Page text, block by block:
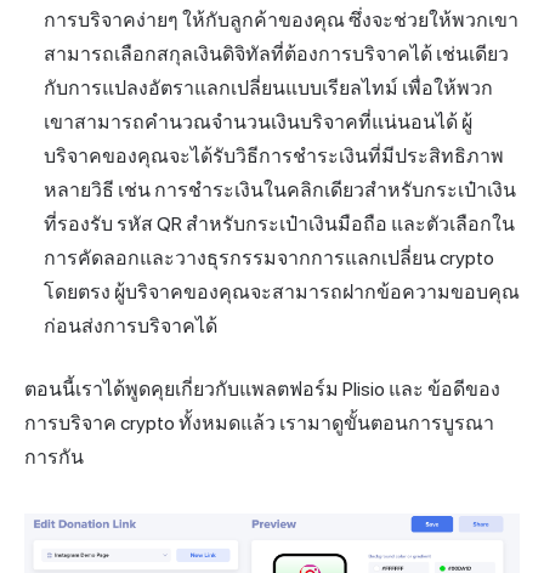
การบริจาคง่ายๆ ให้กับลูกค้าของคุณ ซึ่งจะช่วยให้พวกเขา
สามารถเลือกสกุลเงินดิจิทัลที่ต้องการบริจาคได้ เช่นเดียว
กับการแปลงอัตราแลกเปลี่ยนแบบเรียลไทม์ เพื่อให้พวก
เขาสามารถคำนวณจำนวนเงินบริจาคที่แน่นอนได้ ผู้
บริจาคของคุณจะได้รับวิธีการชำระเงินที่มีประสิทธิภาพ
หลายวิธี เช่น การชำระเงินในคลิกเดียวสำหรับกระเป๋าเงิน
ที่รองรับ รหัส QR สำหรับกระเป๋าเงินมือถือ และตัวเลือกใน
การคัดลอกและวางธุรกรรมจากการแลกเปลี่ยน crypto
โดยตรง ผู้บริจาคของคุณจะสามารถฝากข้อความขอบคุณ
ก่อนส่งการบริจาคได้
ตอนนี้เราได้พูดคุยเกี่ยวกับแพลตฟอร์ม Plisio และ ข้อดีของ
การบริจาค crypto ทั้งหมดแล้ว เรามาดูขั้นตอนการบูรณา
การกัน